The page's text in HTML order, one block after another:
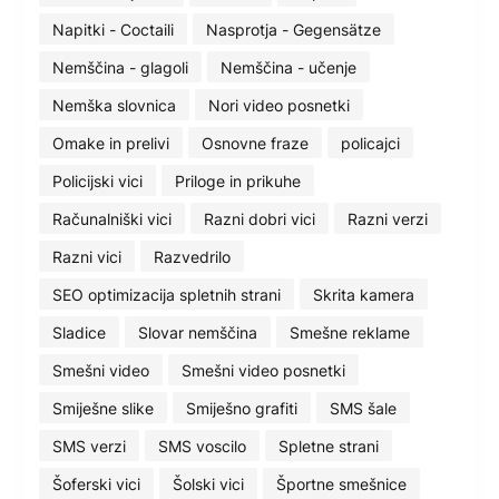
Napitki - Coctaili
Nasprotja - Gegensätze
Nemščina - glagoli
Nemščina - učenje
Nemška slovnica
Nori video posnetki
Omake in prelivi
Osnovne fraze
policajci
Policijski vici
Priloge in prikuhe
Računalniški vici
Razni dobri vici
Razni verzi
Razni vici
Razvedrilo
SEO optimizacija spletnih strani
Skrita kamera
Sladice
Slovar nemščina
Smešne reklame
Smešni video
Smešni video posnetki
Smiješne slike
Smiješno grafiti
SMS šale
SMS verzi
SMS voscilo
Spletne strani
Šoferski vici
Šolski vici Športne smešnice